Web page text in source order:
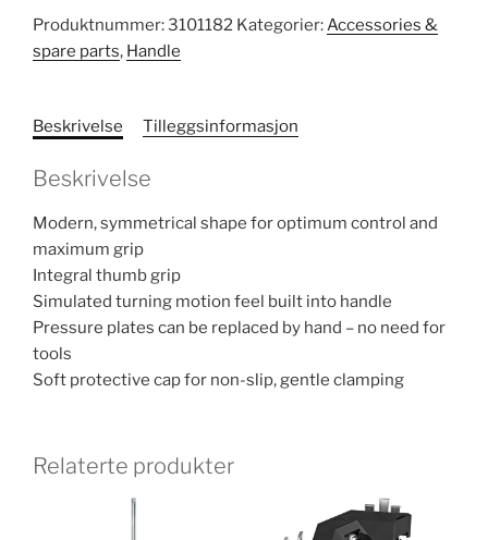
Produktnummer:3101182 Kategorier:Accessories &
spare parts, Handle
Beskrivelse Tilleggsinformasjon
Beskrivelse
Modern, symmetrical shape for optimum control and
maximum grip
Integral thumb grip
Simulated turning motion feel built into handle
Pressure plates can be replaced by hand – no need for
tools
Soft protective cap for non-slip, gentle clamping
Relaterte produkter